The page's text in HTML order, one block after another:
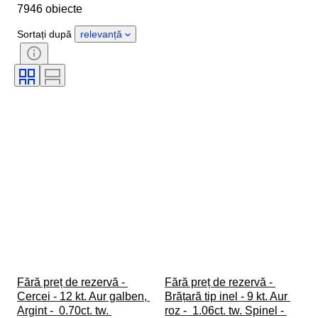
Țara de Proveniență
Stare
Certificare
Formă
Gradul culorii
7946 obiecte
Sortați după relevanță
Fără preț de rezervă -
Cercei - 12 kt. Aur galben,
Argint -  0.70ct. tw.
Fără preț de rezervă -
Brățară tip inel - 9 kt. Aur
roz -  1.06ct. tw. Spinel -